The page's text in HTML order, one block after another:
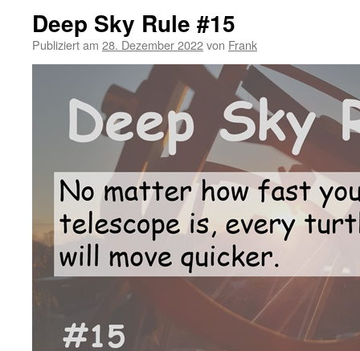
Deep Sky Rule #15
Publiziert am 28. Dezember 2022von Frank